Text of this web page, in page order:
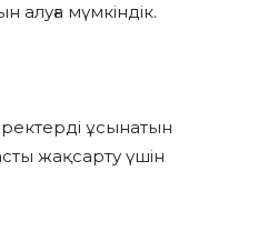
мүмкіндік.
ұсынатын
жақсарту үшін